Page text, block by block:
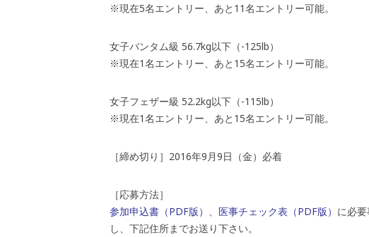
※現在5名エントリー、あと11名エントリー可能。
女子バンタム級 56.7kg以下（-125lb）
※現在1名エントリー、あと15名エントリー可能。
女子フェザー級 52.2kg以下（-115lb）
※現在1名エントリー、あと15名エントリー可能。
［締め切り］2016年9月9日（金）必着
［応募方法］
参加申込書（PDF版） 、 医事チェック表（PDF版） に必
し、下記住所までお送り下さい。